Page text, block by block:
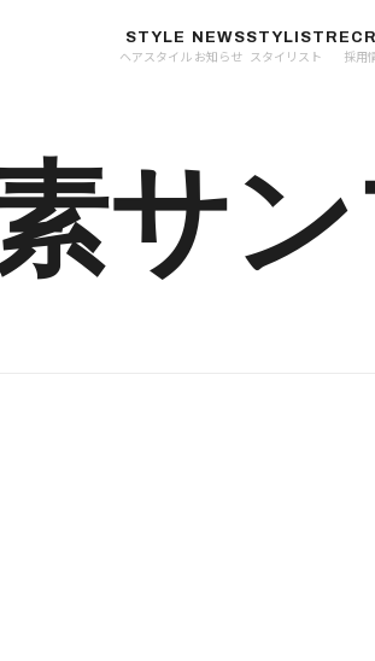
STYLE
ヘアスタイル
NEWS
お知らせ
STYLIST
スタイリスト 採用
サ